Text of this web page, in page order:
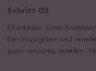
Schritt 02
Öl erhitzen. Darin
Eier hinzugeben und
ganz vorsichtig verteilen -